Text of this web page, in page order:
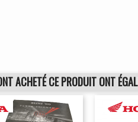
ACHETÉ CE PRODUIT ONT